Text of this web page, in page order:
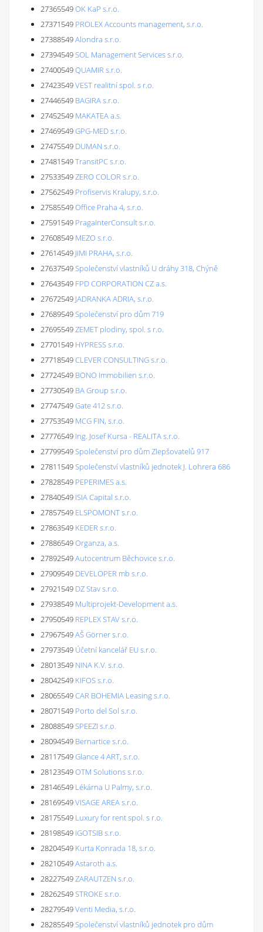
27365549OK KaP s.r.o.
27371549 PROLEX Accounts management, s.r.o.
27388549Alondra s.r.o.
27394549SOL Management Services s.r.o.
27400549QUAMIR s.r.o.
27423549VEST realitní spol. s r.o.
27446549 BAGIRA s.r.o.
27452549 MAKATEA a.s.
27469549GPG-MED s.r.o.
27475549 DUMAN s.r.o.
27481549TransitPC s.r.o.
27533549ZERO COLOR s.r.o.
27562549 Profiservis Kralupy, s.r.o.
27585549Office Praha 4, s.r.o.
27591549 PragaInterConsult s.r.o.
27608549 MEZO s.r.o.
27614549 JIMI PRAHA, s.r.o.
27637549Společenství vlastníků U dráhy 318, Chýně
27643549 FPD CORPORATION CZ a.s.
27672549 JADRANKA ADRIA, s.r.o.
27689549Společenství pro dům 719
27695549ZEMET plodiny, spol. s r.o.
27701549 HYPRESS s.r.o.
27718549CLEVER CONSULTING s.r.o.
27724549 BONO Immobilien s.r.o.
27730549 BA Group s.r.o.
27747549Gate 412 s.r.o.
27753549 MCG FIN, s.r.o.
27776549 Ing. Josef Kursa - REALITA s.r.o.
27799549Společenství pro dům Zlepšovatelů 917
27811549Společenství vlastníků jednotek J. Lohrera 686
27828549 PEPERIMES a.s.
27840549 ISIA Capital s.r.o.
27857549 ELSPOMONT s.r.o.
27863549 KEDER s.r.o.
27886549Organza, a.s.
27892549Autocentrum Běchovice s.r.o.
27909549 DEVELOPER mb s.r.o.
27921549 DZ Stav s.r.o.
27938549 Multiprojekt-Development a.s.
27950549 REPLEX STAV s.r.o.
27967549AŠ Görner s.r.o.
27973549 Účetní kancelář EU s.r.o.
28013549 NINA K.V. s.r.o.
28042549 KIFOS s.r.o.
28065549CAR BOHEMIA Leasing s.r.o.
28071549 Porto del Sol s.r.o.
28088549SPEEZI s.r.o.
28094549 Bernartice s.r.o.
28117549Glance 4 ART, s.r.o.
28123549OTM Solutions s.r.o.
28146549 Lékárna U Palmy, s.r.o.
28169549VISAGE AREA s.r.o.
28175549 Luxury for rent spol. s r.o.
28198549 IGOTSIB s.r.o.
28204549 Kurta Konrada 18, s.r.o.
28210549Astaroth a.s.
28227549ZARAUTZEN s.r.o.
28262549STROKE s.r.o.
28279549Venti Media, s.r.o.
28285549Společenství vlastníků jednotek pro dům